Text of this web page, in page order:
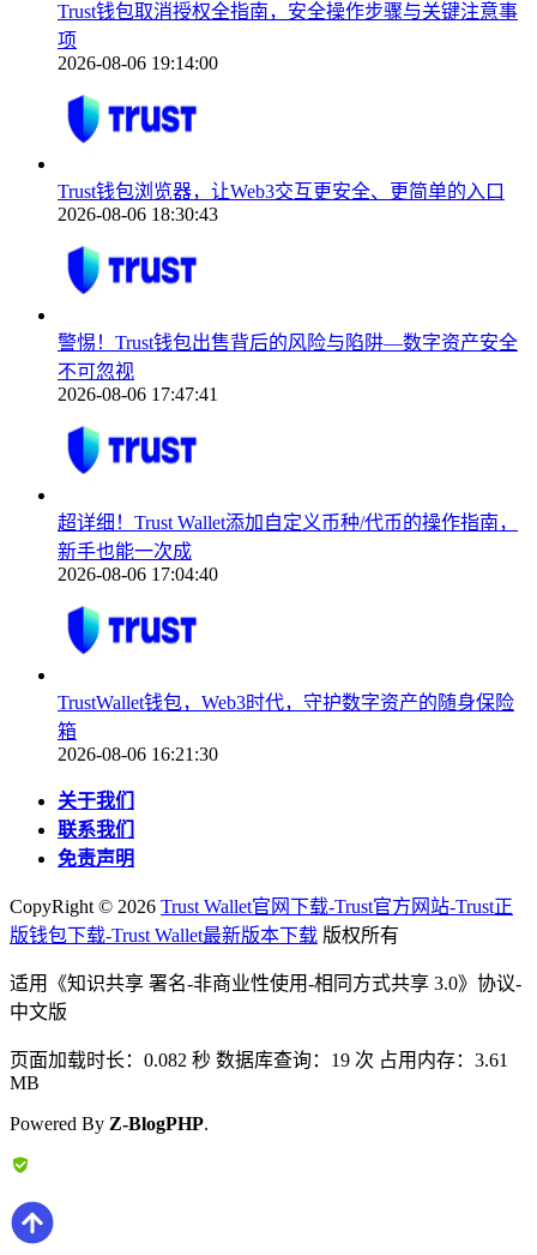
Trust钱包取消授权全指南，安全操作步骤与关键注意事
项
2026-08-06 19:14:00
Trust钱包浏览器，让Web3交互更安全、更简单的入口
2026-08-06 18:30:43
警惕！Trust钱包出售背后的风险与陷阱—数字资产安全
不可忽视
2026-08-06 17:47:41
超详细！Trust Wallet添加自定义币种/代币的操作指南，
新手也能一次成
2026-08-06 17:04:40
TrustWallet钱包，Web3时代，守护数字资产的随身保险
箱
2026-08-06 16:21:30
关于我们
联系我们
免责声明
CopyRight © 2026 Trust Wallet官网下载-Trust官方网站-Trust正
版钱包下载-Trust Wallet最新版本下载 版权所有
适用《知识共享 署名-非商业性使用-相同方式共享 3.0》协议-
中文版
页面加载时长：0.082 秒 数据库查询：19 次 占用内存：3.61
MB
Powered By Z-BlogPHP.